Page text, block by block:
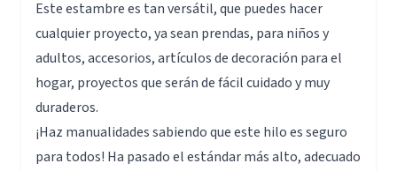
Este estambre es tan versátil, que puedes hacer
cualquier proyecto, ya sean prendas, para niños y
adultos, accesorios, artículos de decoración para el
hogar, proyectos que serán de fácil cuidado y muy
duraderos.
¡Haz manualidades sabiendo que este hilo es seguro
para todos! Ha pasado el estándar más alto, adecuado